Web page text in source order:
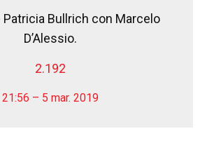
Patricia Bullrich con Marcelo
D’Alessio.
2.192
21:56 – 5 mar. 2019